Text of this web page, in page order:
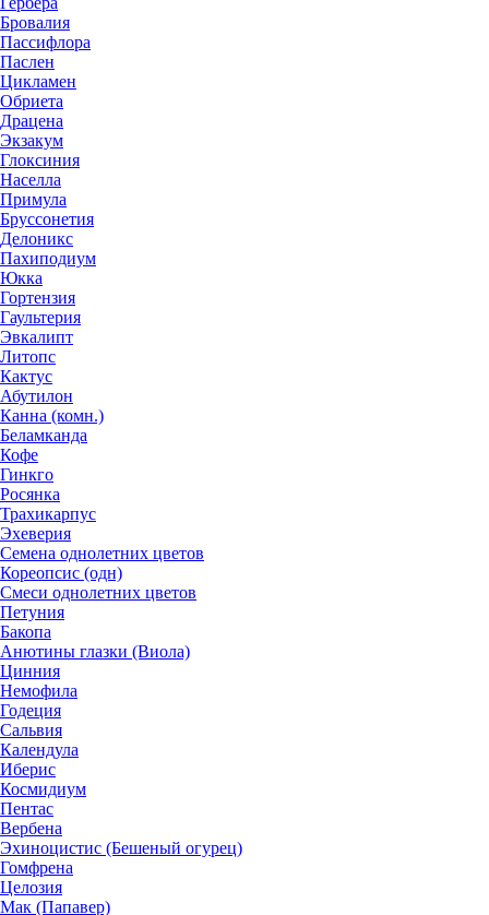
Бровалия
Пассифлора
Паслен
Цикламен
Обриета
Драцена
Экзакум
Глоксиния
Населла
Примула
Бруссонетия
Делоникс
Пахиподиум
Юкка
Гортензия
Гаультерия
Эвкалипт
Литопс
Кактус
Абутилон
Канна (комн.)
Беламканда
Кофе
Гинкго
Росянка
Трахикарпус
Эхеверия
Семена однолетних цветов
Кореопсис (одн)
Смеси однолетних цветов
Петуния
Бакопа
Анютины глазки (Виола)
Цинния
Немофила
Годеция
Сальвия
Календула
Иберис
Космидиум
Пентас
Вербена
Эхиноцистис (Бешеный огурец)
Гомфрена
Целозия
Мак (Папавер)